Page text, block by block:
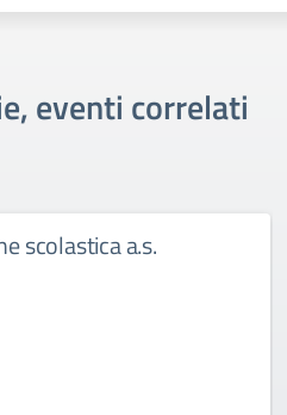
eventi correlati
scolastica a.s.